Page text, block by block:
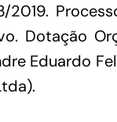
Dotação
Eduardo